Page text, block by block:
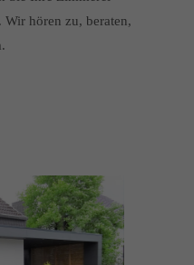
Wir hören zu, beraten,